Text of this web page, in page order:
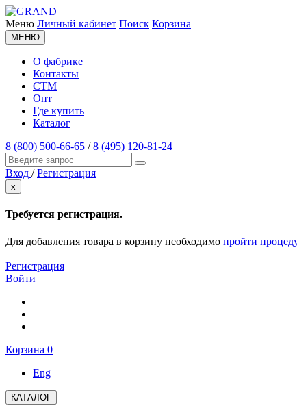
Меню Личный кабинет Поиск Корзина
МЕНЮ
О фабрике
Контакты
СТМ
Опт
Где купить
Каталог
8 (800) 500-66-65 /8 (495) 120-81-24
Вход / Регистрация
x
Требуется регистрация.
Для добавления товара в корзину необходимо пройти
Регистрация
Войти
Корзина 0
Eng
КАТАЛОГ